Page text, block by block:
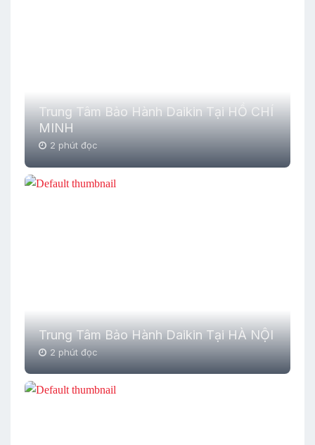
Trung Tâm Bảo Hành Daikin Tại HỒ CHÍ
MINH
2 phút đọc
Trung Tâm Bảo Hành Daikin Tại HÀ NỘI
2 phút đọc